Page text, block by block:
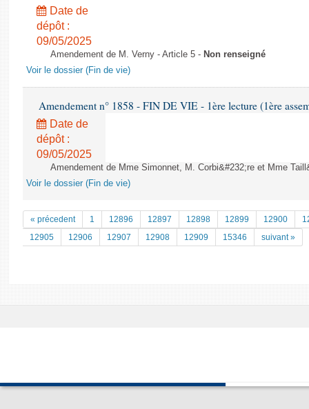
Date de
dépôt :
09/05/2025
Amendement de M. Verny - Article 5 - Non renseigné
Voir le dossier (Fin de vie)
Amendement n° 1858 - FIN DE VIE - 1ère lecture (1ère
Date de
dépôt :
09/05/2025
Amendement de Mme Simonnet, M. Corbi&#232;re et Mme
Voir le dossier (Fin de vie)
« précedent 1 12896 12897 12898 12899 12900
12905
12906 12907 12908 12909 15346 suivant »